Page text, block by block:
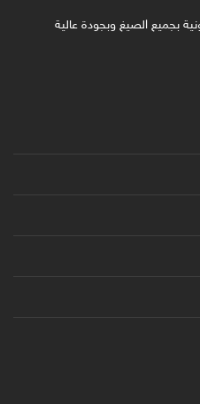
بجميع الصيغ وبجودة عالية